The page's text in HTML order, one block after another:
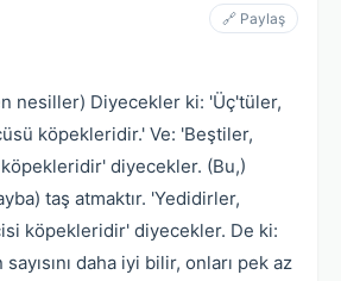
🔗 Paylaş
nesiller) Diyecekler ki: 'Üç'tüler,
köpekleridir.' Ve: 'Beştiler,
köpekleridir' diyecekler. (Bu,)
taş atmaktır. 'Yedidirler,
köpekleridir' diyecekler. De ki:
daha iyi bilir, onları pek az